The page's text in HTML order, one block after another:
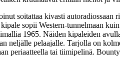
soitattaa kivasti
sopii Western-tunnelmaan
1965. Näiden kipaleiden
neljälle pelaajalle. Tarjolla on
periaatteella tai tiimipelinä.